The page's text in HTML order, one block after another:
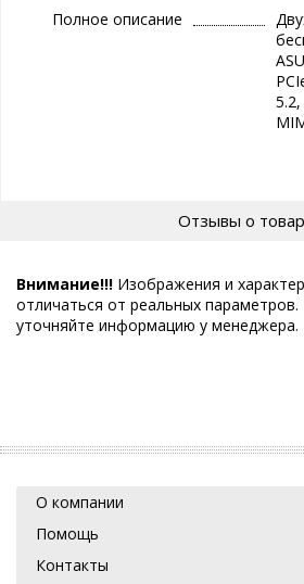
Полное описание
Отзывы о
Внимание!!! Изображения и
отличаться от реальных
уточняйте информацию у менеджера.
О компании
Помощь
Контакты